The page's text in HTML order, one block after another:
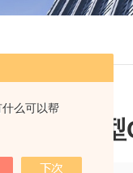
么可以帮
活塞杆